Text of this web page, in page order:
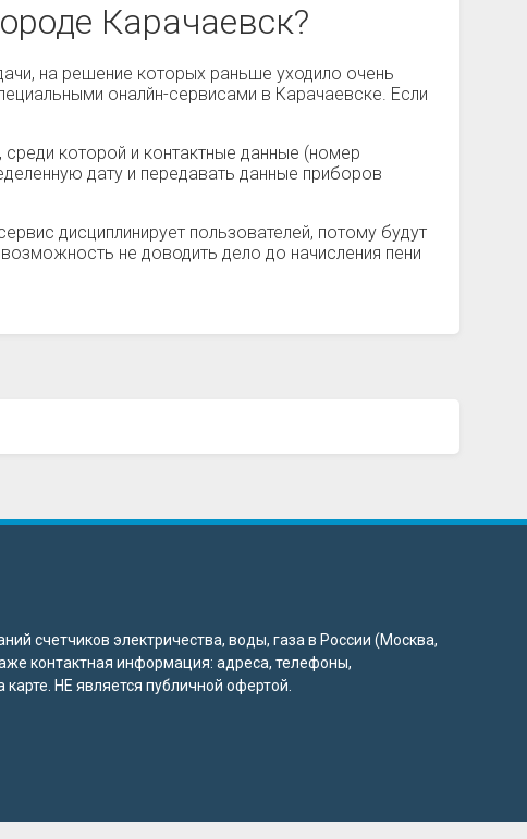
Карачаевск?
на решение которых раньше уходило очень
оналйн-сервисами в Карачаевске. Если
которой и контактные данные (номер
дату и передавать данные приборов
дисциплинирует пользователей, потому будут
не доводить дело до начисления пени
счетчиков электричества, воды, газа в России (Москва,
контактная информация: адреса, телефоны,
НЕ является публичной офертой.